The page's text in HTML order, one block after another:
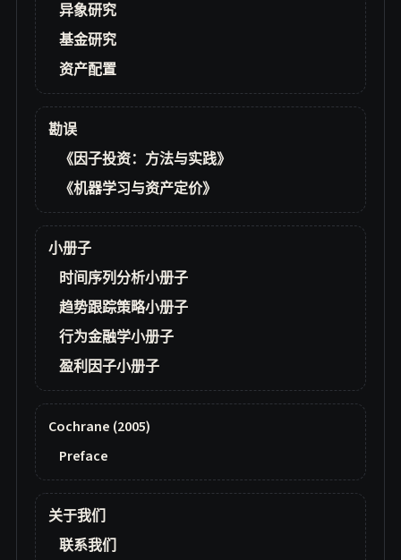
异象研究
基金研究
资产配置
勘误
《因子投资：方法与实践》
《机器学习与资产定价》
小册子
时间序列分析小册子
趋势跟踪策略小册子
行为金融学小册子
盈利因子小册子
Cochrane (2005)
Preface
关于我们
联系我们